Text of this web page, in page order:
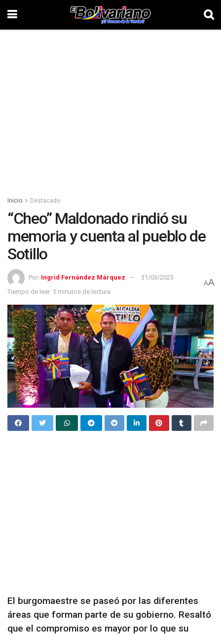
Inicio Destacado
“Cheo” Maldonado rindió su
memoria y cuenta al pueblo de
Sotillo
Por: Ingrid Fernández Márquez
31/03/2023
Tiempo de leer: 5 minutos de lectura
AA
El burgomaestre se paseó por las diferentes
áreas que forman parte de su gobierno. Resaltó
que el compromiso es mayor por lo que su